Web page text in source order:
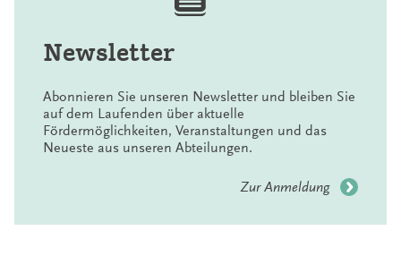
Newsletter
Abonnieren Sie unseren Newsletter und bleiben Sie
auf dem Laufenden über aktuelle
Fördermöglichkeiten, Veranstaltungen und das
Neueste aus unseren Abteilungen.
Zur Anmeldung